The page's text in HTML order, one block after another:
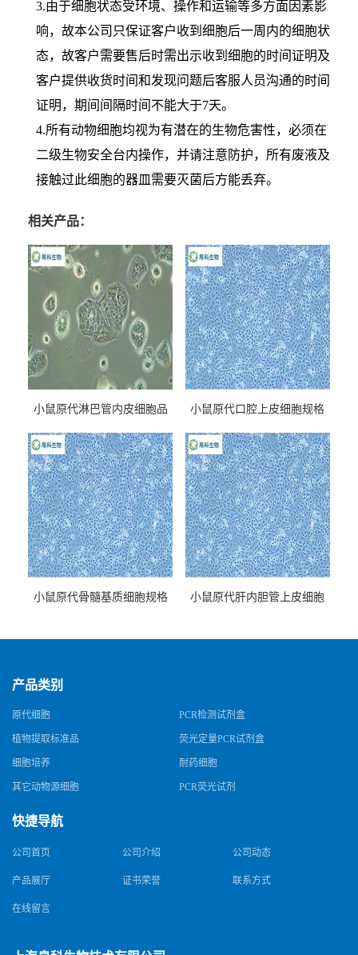
3.由于细胞状态受环境、操作和运输等多方面因素影
响，故本公司只保证客户收到细胞后一周内的细胞状
态，故客户需要售后时需出示收到细胞的时间证明及
客户提供收货时间和发现问题后客服人员沟通的时间
证明，期间间隔时间不能大于7天。
4.所有动物细胞均视为有潜在的生物危害性，必须在
二级生物安全台内操作，并请注意防护，所有废液及
接触过此细胞的器皿需要灭菌后方能丢弃。
相关产品：
小鼠原代淋巴管内皮细胞品
小鼠原代口腔上皮细胞规格
小鼠原代骨髓基质细胞规格
小鼠原代肝内胆管上皮细胞
产品类别
原代细胞 PCR检测试剂盒
植物提取标准品 荧光定量PCR试剂盒
细胞培养 耐药细胞
其它动物源细胞 PCR荧光试剂
快捷导航
公司首页 公司介绍 公司动态
产品展厅 证书荣誉 联系方式
在线留言